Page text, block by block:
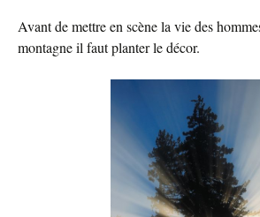
Avant de mettre en scène la vie des
montagne il faut planter le décor.